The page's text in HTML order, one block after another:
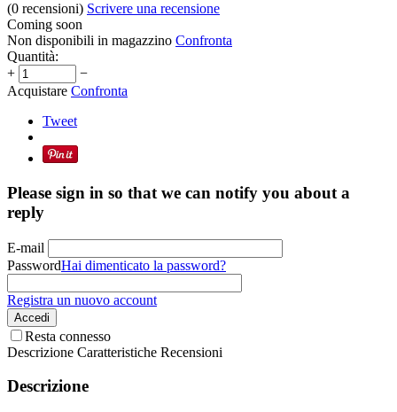
(0 recensioni) Scrivere una recensione
Coming soon
Non disponibili in magazzino Confronta
Quantità:
+
−
Acquistare Confronta
Tweet
Please sign in so that we can notify you about a
reply
E-mail
PasswordHai dimenticato la password?
Registra un nuovo account
Accedi
Resta connesso
Descrizione Caratteristiche Recensioni
Descrizione